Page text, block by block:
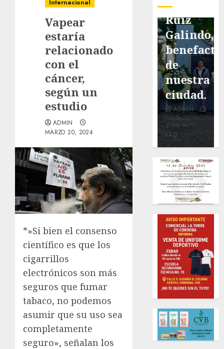
Internacional
Vapear
estaría
relacionado
con el
cáncer,
según un
estudio
ADMIN
MARZO 20, 2024
*»Si bien el consenso
científico es que los
cigarrillos
electrónicos son más
seguros que fumar
tabaco, no podemos
asumir que su uso sea
completamente
seguro», señalan los
pavimentación
de San
Marcial
será
mejorada.
Interviene
CASF
ADMIN
2026
0
exposición
de la
Minerva
Antonio
Ruiz
Galindo,
de
nuestra
ciudad.
ADMIN
JULIO 30,
2026
0